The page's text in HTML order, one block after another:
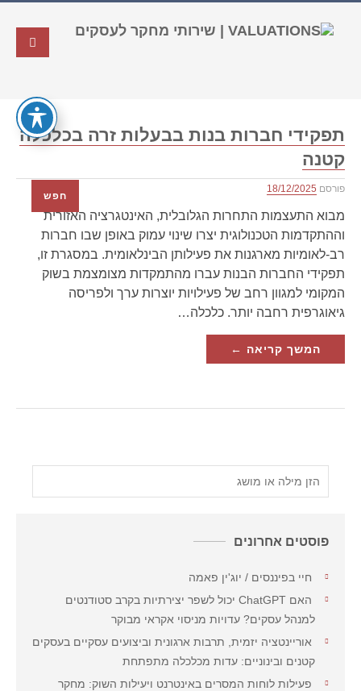
תפקידי חברות בנות בבעלות זרה בכלכלה
קטנה
פורסם 18/12/2025
מבוא התעצמות התחרות הגלובלית, האינטגרציה האזורית
וההתקדמות הטכנולוגית יצרו שינוי עמוק באופן שבו חברות
רב-לאומיות מארגנות את פעילותן הבינלאומית. במסגרת זו,
תפקידי החברות הבנות עברו מהתמקדות מצומצמת בשוק
המקומי למגוון רחב של פעילויות יוצרות ערך ולפריסה
גיאוגרפית רחבה יותר. כלכלה…
המשך קריאה ←
חפש
פוסטים אחרונים
חיי בפיננסים / יוג'ין פאמה
האם ChatGPT יכול לשפר יצירתיות בקרב סטודנטים
למנהל עסקים? עדויות מניסוי אקראי מבוקר
אוריינטציה יזמית, תרבות ארגונית וביצועים עסקיים בעסקים
קטנים ובינוניים: עדות מכלכלה מתפתחת
פעילות לוחות המסרים באינטרנט ויעילות השוק: מחקר